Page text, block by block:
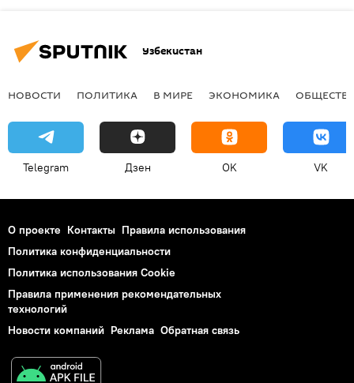
Узбекистан
НОВОСТИ ПОЛИТИКА В МИРЕ ЭКОНОМИКА
Telegram Дзен OK VK
О проекте Контакты Правила использования
Политика конфиденциальности
Политика использования Cookie
Правила применения рекомендательных
технологий
Новости компаний Реклама Обратная связь